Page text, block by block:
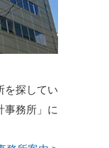
を探してい
事務所」に